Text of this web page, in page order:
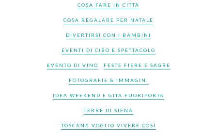
COSA FARE IN CITTÀ
COSA REGALARE PER NATALE
DIVERTIRSI CON I BAMBINI
EVENTI DI CIBO E SPETTACOLO
EVENTO DI VINO FESTE FIERE E SAGRE
FOTOGRAFIE & IMMAGINI
IDEA WEEKEND E GITA FUORIPORTA
TERRE DI SIENA
TOSCANA VOGLIO VIVERE COSÌ